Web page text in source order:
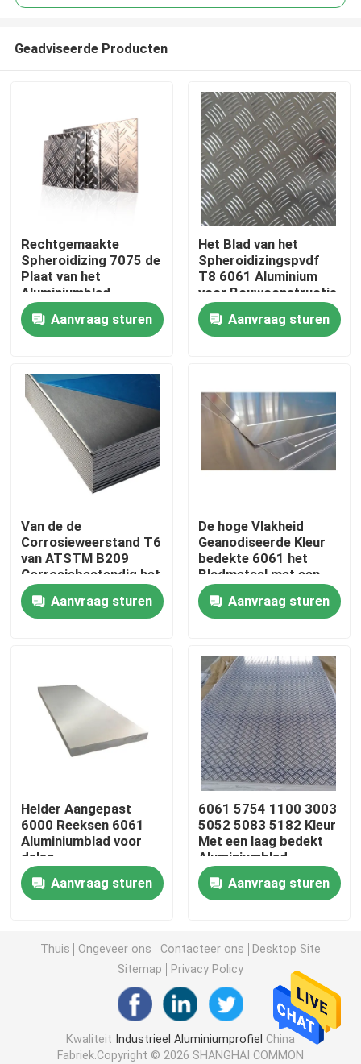
Huis
Producten
Ongeveer ons
Fabrieksreis
Kwaliteitscontrole
Contacteer ons
Verzoek om een Citaat
Industrieel Aluminiumprofiel
V het Profiel van het Groefaluminium
Het anodiseren Aluminiumprofiel
CNC Aluminiumprofiel
De Toebehoren van het aluminiumprofiel
6061 aluminiumblad
uitgedreven aluminiumbar
De Buis van de aluminiumuitdrijving
Geadviseerde Producten
Rechtgemaakte
Spheroidizing 7075 de
Plaat van het
Aluminiumblad
Aanvraag sturen
Het Blad van het
Spheroidizingspvdf
T8 6061 Aluminium
voor Bouwconstructie
Aanvraag sturen
Van de de
Corrosieweerstand T6
van ATSTM B209
Corrosiebestendig het
Aluminiumblad
Aanvraag sturen
De hoge Vlakheid
Geanodiseerde Kleur
bedekte 6061 het
Bladmetaal met een
laag van de
Aluminiumplaat
Aanvraag sturen
Helder Aangepast
6000 Reeksen 6061
Aluminiumblad voor
delen
Aanvraag sturen
6061 5754 1100 3003
5052 5083 5182 Kleur
Met een laag bedekt
Aluminiumblad
Aanvraag sturen
Thuis Ongeveer ons Contacteer ons
Desktop Site
Sitemap
Privacy Policy
Kwaliteit Industrieel Aluminiumprofiel China
Fabriek.Copyright © 2026 SHANGHAI COMMON